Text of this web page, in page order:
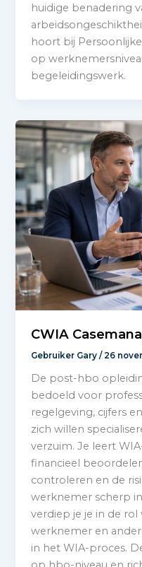
huidige benadering
hoort bij
op
begeleidingswerk.
CWIA
Gebruiker Gary/26
De post-hbo
bedoeld voor
regelgeving, cijfers
zich willen
verzuim. Je leert
financieel
controleren en de
werknemer scherp
verdiep je je in de rol
werknemer en
in het WIA-proces.